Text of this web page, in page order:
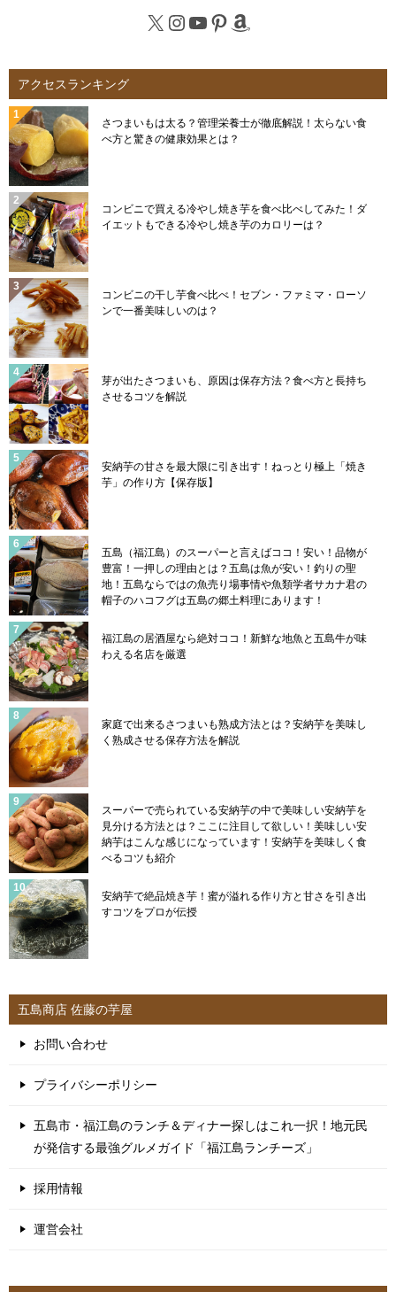
X Instagram
YouTube
Pinterest
Amazon
アクセスランキング
さつまいもは太る？管理栄養士が徹底解説！太らない食
べ方と驚きの健康効果とは？
コンビニで買える冷やし焼き芋を食べ比べしてみた！ダ
イエットもできる冷やし焼き芋のカロリーは？
コンビニの干し芋食べ比べ！セブン・ファミマ・ローソ
ンで一番美味しいのは？
芽が出たさつまいも、原因は保存方法？食べ方と長持ち
させるコツを解説
安納芋の甘さを最大限に引き出す！ねっとり極上「焼き
芋」の作り方【保存版】
五島（福江島）のスーパーと言えばココ！安い！品物が
豊富！一押しの理由とは？五島は魚が安い！釣りの聖
地！五島ならではの魚売り場事情や魚類学者サカナ君の
帽子のハコフグは五島の郷土料理にあります！
福江島の居酒屋なら絶対ココ！新鮮な地魚と五島牛が味
わえる名店を厳選
家庭で出来るさつまいも熟成方法とは？安納芋を美味し
く熟成させる保存方法を解説
スーパーで売られている安納芋の中で美味しい安納芋を
見分ける方法とは？ここに注目して欲しい！美味しい安
納芋はこんな感じになっています！安納芋を美味しく食
べるコツも紹介
安納芋で絶品焼き芋！蜜が溢れる作り方と甘さを引き出
すコツをプロが伝授
五島商店 佐藤の芋屋
お問い合わせ
プライバシーポリシー
五島市・福江島のランチ＆ディナー探しはこれ一択！地元民
が発信する最強グルメガイド「福江島ランチーズ」
採用情報
運営会社